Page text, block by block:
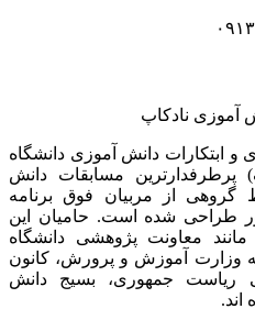
آموزی نادکاپ
ابتکارات دانش آموزی دانشگاه
مسابقات دانش
از مربیان فوق برنامه
طراحی شده است. حامیان این
مانند معاونت پژوهشی دانشگاه
وزارت آموزش و پرورش، کانون
ریاست جمهوری، بسیج دانش
اند.